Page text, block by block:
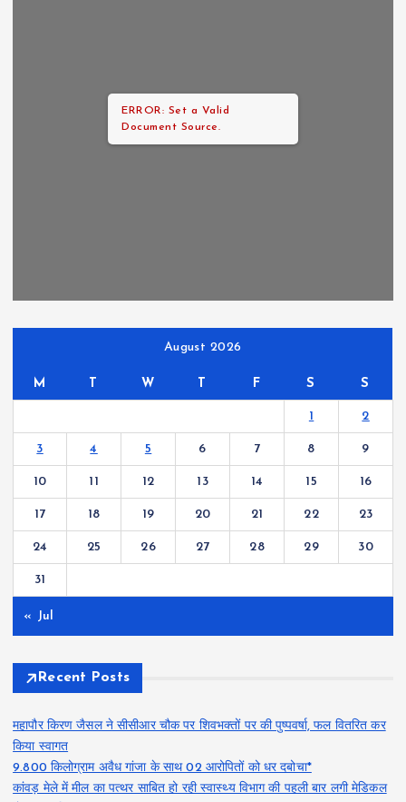
ERROR: Set a Valid
Document Source.
August 2026
M W F S S
1 2
3 4 5 6 7 8 9
10 11 12 13 14 15 16
17 18 19 20 21 22 23
24 25 26 27 28 29 30
31
« Jul
Recent Posts
महापौर किरण जैसल ने सीसीआर चौक पर शिवभक्तों पर की पुष्पवर्षा, फल वितरित कर
किया स्वागत
9.800 किलोग्राम अवैध गांजा के साथ 02 आरोपितों को धर दबोचा*
कांवड़ मेले में मील का पत्थर साबित हो रही स्वास्थ्य विभाग की पहली बार लगी मेडिकल